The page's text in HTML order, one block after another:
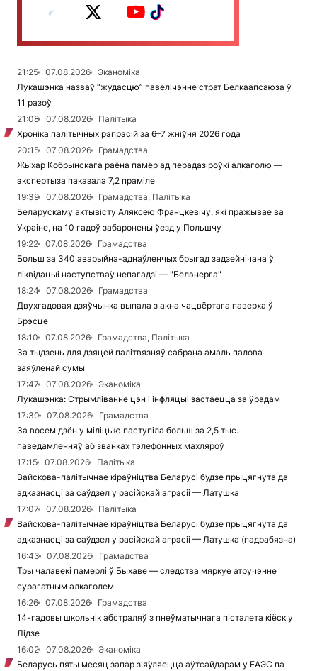
21:25 07.08.2026
Эканоміка
Лукашэнка назваў “жудасцю” павелічэнне страт Белкаапсаюза ў
11 разоў
21:08
07.08.2026
Палітыка
Хроніка палітычных рэпрэсій за 6–7 жніўня 2026 года
20:15
07.08.2026
Грамадства
Жыхар Кобрынскага раёна памёр ад перадазіроўкі алкаголю —
экспертыза паказала 7,2 праміле
19:39
07.08.2026
Грамадства, Палітыка
Беларускаму актывісту Аляксею Францкевічу, які пражывае ва
Украіне, на 10 гадоў забаронены ўезд у Польшчу
19:22
07.08.2026
Грамадства
Больш за 340 аварыйна-аднаўленчых брыгад задзейнічана ў
ліквідацыі наступстваў непагадзі — "Белэнерга"
18:24
07.08.2026
Грамадства
Двухгадовая дзяўчынка выпала з акна чацвёртага паверха ў
Брэсце
18:10
07.08.2026
Грамадства, Палітыка
За тыдзень для дзяцей палітвязняў сабрана амаль палова
заяўленай сумы
17:47
07.08.2026
Эканоміка
Лукашэнка: Стрымліванне цэн і інфляцыі застаецца за ўрадам
17:30
07.08.2026
Грамадства
За восем дзён у міліцыю паступіла больш за 2,5 тыс.
паведамленняў аб званках тэлефонных махляроў
17:15
07.08.2026
Палітыка
Вайскова-палітычнае кіраўніцтва Беларусі будзе прыцягнута да
адказнасці за саўдзел у расійскай агрэсіі — Латушка
17:07
07.08.2026
Палітыка
Вайскова-палітычнае кіраўніцтва Беларусі будзе прыцягнута да
адказнасці за саўдзел у расійскай агрэсіі — Латушка (падрабязна)
16:43
07.08.2026
Грамадства
Тры чалавекі памерлі ў Быхаве — следства мяркуе атручэнне
сурагатным алкаголем
16:26
07.08.2026
Грамадства
14-гадовы школьнік абстраляў з пнеўматычнага пісталета кіёск у
Лідзе
16:02
07.08.2026
Эканоміка
Беларусь пяты месяц запар з'яўляецца аўтсайдарам у ЕАЭС па